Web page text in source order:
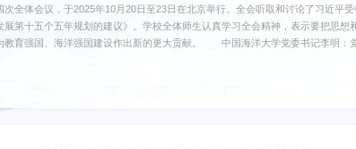
全体会议，于2025年10月20日至23日在北京举行。全会听取和讨论了习近平
第十五个五年规划的建议》。学校全体师生认真学习全会精神，表示要把思想
教育强国、海洋强国建设作出新的更大贡献。 中国海洋大学党委书记李明：